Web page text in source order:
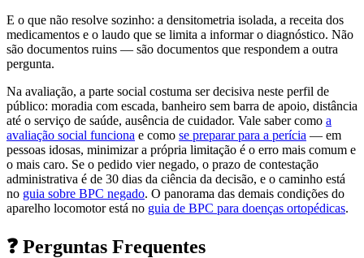
E o que não resolve sozinho: a densitometria isolada, a receita dos
medicamentos e o laudo que se limita a informar o diagnóstico. Não
são documentos ruins — são documentos que respondem a outra
pergunta.
Na avaliação, a parte social costuma ser decisiva neste perfil de
público: moradia com escada, banheiro sem barra de apoio, distância
até o serviço de saúde, ausência de cuidador. Vale saber como a
avaliação social funciona e como se preparar para a perícia — em
pessoas idosas, minimizar a própria limitação é o erro mais comum e
o mais caro. Se o pedido vier negado, o prazo de contestação
administrativa é de 30 dias da ciência da decisão, e o caminho está
no guia sobre BPC negado. O panorama das demais condições do
aparelho locomotor está no guia de BPC para doenças ortopédicas.
❓ Perguntas Frequentes